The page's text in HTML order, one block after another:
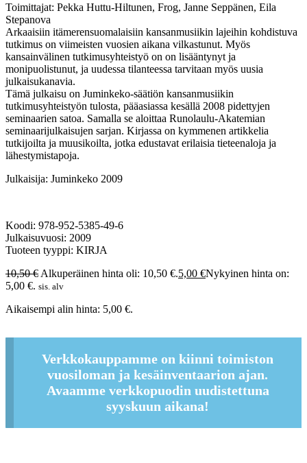
Toimittajat: Pekka Huttu-Hiltunen, Frog, Janne Seppänen, Eila
Stepanova
Arkaaisiin itämerensuomalaisiin kansanmusiikin lajeihin kohdistuva
tutkimus on viimeisten vuosien aikana vilkastunut. Myös
kansainvälinen tutkimusyhteistyö on on lisääntynyt ja
monipuolistunut, ja uudessa tilanteessa tarvitaan myös uusia
julkaisukanavia.
Tämä julkaisu on Juminkeko-säätiön kansanmusiikin
tutkimusyhteistyön tulosta, pääasiassa kesällä 2008 pidettyjen
seminaarien satoa. Samalla se aloittaa Runolaulu-Akatemian
seminaarijulkaisujen sarjan. Kirjassa on kymmenen artikkelia
tutkijoilta ja muusikoilta, jotka edustavat erilaisia tieteenaloja ja
lähestymistapoja.
Julkaisija: Juminkeko 2009
Koodi: 978-952-5385-49-6
Julkaisuvuosi: 2009
Tuoteen tyyppi: KIRJA
10,50€ Alkuperäinen hinta oli: 10,50 €.5,00 €Nykyinen hinta on:
5,00 €. sis. alv
Aikaisempi alin hinta: 5,00 €.
Verkkokauppamme on kiinni toimiston
vuosiloman ja kesäinventaarion ajan.
Avaamme verkkopuodin uudistettuna
syyskuun aikana!